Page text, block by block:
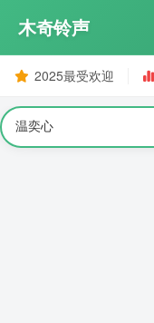
木奇铃声
2025最受欢迎